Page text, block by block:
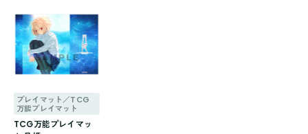
プレイマット／TCG
万能プレイマット
TCG万能プレイマッ